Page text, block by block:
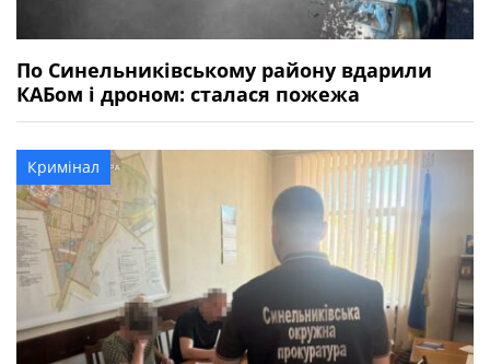
По Синельниківському району вдарили
КАБом і дроном: сталася пожежа
Кримінал